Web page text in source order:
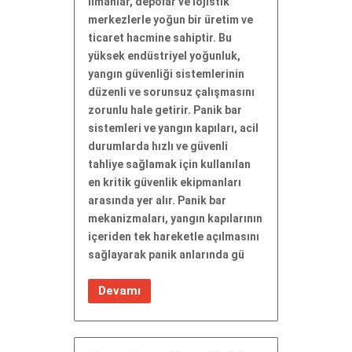
merkezlerle yoğun bir üretim ve
ticaret hacmine sahiptir. Bu
yüksek endüstriyel yoğunluk,
yangın güvenliği sistemlerinin
düzenli ve sorunsuz çalışmasını
zorunlu hale getirir. Panik bar
sistemleri ve yangın kapıları, acil
durumlarda hızlı ve güvenli
tahliye sağlamak için kullanılan
en kritik güvenlik ekipmanları
arasında yer alır. Panik bar
mekanizmaları, yangın kapılarının
içeriden tek hareketle açılmasını
sağlayarak panik anlarında gü
Devamı